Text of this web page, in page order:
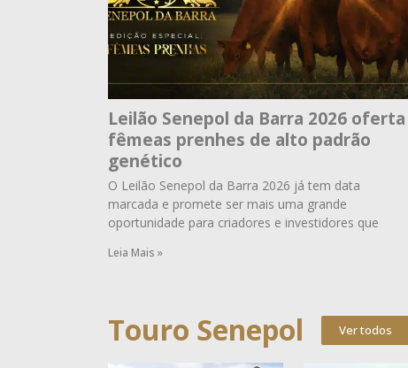
Leilão Senepol da Barra 2026 oferta
fêmeas prenhes de alto padrão
genético
O Leilão Senepol da Barra 2026 já tem data
marcada e promete ser mais uma grande
oportunidade para criadores e investidores que
Leia Mais »
Touro Senepol Ver todos